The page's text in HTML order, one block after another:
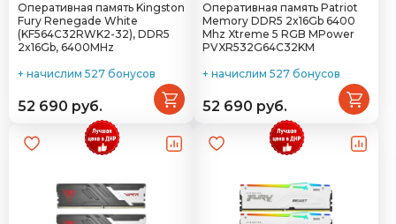
Оперативная память Kingston
Fury Renegade White
(KF564C32RWK2-32), DDR5
2x16Gb, 6400MHz
+ начислим 527 бонусов
52 690 руб.
Оперативная память Patriot
Memory DDR5 2x16Gb 6400
Mhz Xtreme 5 RGB MPower
PVXR532G64C32KM
+ начислим 527 бонусов
52 690 руб.